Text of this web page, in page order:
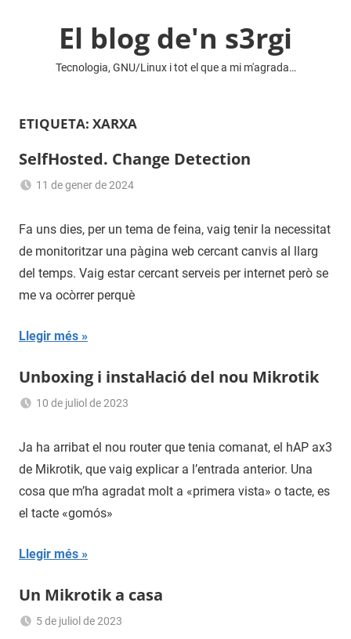
El blog de'n s3rgi
Tecnologia, GNU/Linux i tot el que a mi m'agrada…
ETIQUETA: XARXA
SelfHosted. Change Detection
11 de gener de 2024
Navas
Fa uns dies, per un tema de feina, vaig tenir la necessitat
de monitoritzar una pàgina web cercant canvis al llarg
del temps. Vaig estar cercant serveis per internet però se
me va ocòrrer perquè
Llegir més
Unboxing i instal·lació del nou Mikrotik
10 de juliol de 2023
Navas
Ja ha arribat el nou router que tenia comanat, el hAP ax3
de Mikrotik, que vaig explicar a l’entrada anterior. Una
cosa que m’ha agradat molt a «primera vista» o tacte, es
el tacte «gomós»
Llegir més
Un Mikrotik a casa
5 de juliol de 2023